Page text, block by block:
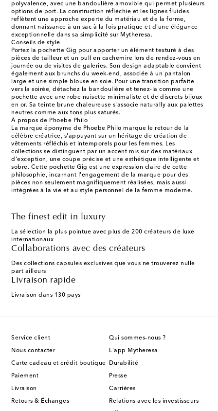
polyvalence, avec une bandoulière amovible qui permet plusieurs
options de port. La construction réfléchie et les lignes fluides
reflètent une approche experte du matériau et de la forme,
donnant naissance à un sac à la fois pratique et d'une élégance
exceptionnelle dans sa simplicité sur Mytheresa.
Conseils de style
Portez la pochette Gig pour apporter un élément texturé à des
pièces de tailleur et un pull en cachemire lors de rendez-vous en
journée ou de visites de galeries. Son design adaptable convient
également aux brunchs du week-end, associée à un pantalon
large et une simple blouse en soie. Pour une transition parfaite
vers la soirée, détachez la bandoulière et tenez-la comme une
pochette avec une robe nuisette minimaliste et de discrets bijoux
en or. Sa teinte brune chaleureuse s'associe naturally aux palettes
neutres comme aux tons plus saturés.
À propos de Phoebe Philo
La marque éponyme de Phoebe Philo marque le retour de la
célèbre créatrice, s'appuyant sur un héritage de création de
vêtements réfléchis et intemporels pour les femmes. Les
collections se distinguent par un accent mis sur des matériaux
d'exception, une coupe précise et une esthétique intelligente et
sobre. Cette pochette Gig est une expression claire de cette
philosophie, incarnant l'engagement de la marque pour des
pièces non seulement magnifiquement réalisées, mais aussi
intégrées à la vie et au style personnel de la femme moderne.
The finest edit in luxury
La sélection la plus pointue avec plus de 200 créateurs de luxe
internationaux
Collaborations avec des créateurs
Des collections capsules exclusives que vous ne trouverez nulle
part ailleurs
Livraison rapide
Livraison dans 130 pays
Service client
Nous contacter
Carte cadeau et crédit boutique
Paiement
Livraison
Retours & Échanges
Qui sommes-nous ?
L'app Mytheresa
Durabilité
Presse
Carrières
Relations avec les investisseurs